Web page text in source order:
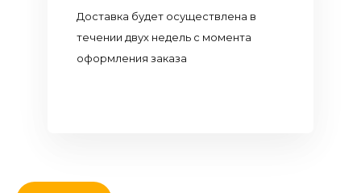
Кровля и
комплектующие
Двери,
От кирпича
Доставка будет осуществлена в
течении двух недель с момента
оформления заказа